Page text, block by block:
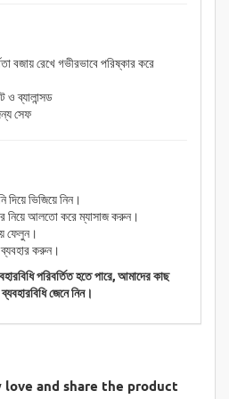
বজায় রেখে গভীরভাবে পরিষ্কার করে
ব্যালান্সড
সেফ
দিয়ে ভিজিয়ে নিন।
নিয়ে আলতো করে ম্যাসাজ করুন।
ফেলুন।
করুন।
পরিবর্তিত হতে পারে, আমাদের কাছ
জেনে নিন।
love and share the product